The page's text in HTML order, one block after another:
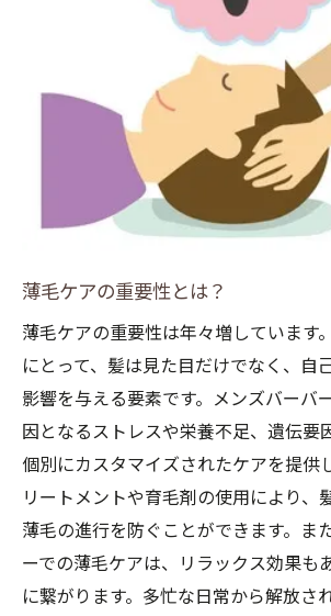
メンズバーバーで受ける育毛ヘッ
育毛ヘッドスパの基本
メンズバーバーでのヘッド
育毛効果を高めるテクニック
ヘッドスパが薄毛に与える影
リラックスと育毛の相乗効果
こと
日常のヘアケアルーチン
適切なシャンプーとコンディ
頭皮マッサージの重要性
食生活と髪の健康の関係
メンズバーバーでの定期的な
プロのアドバイスを活用する
薄毛に悩む男性必見メンズバー
薄毛ケアの重要性とは？
薄毛ケアの重要性は年々増しています
にとって、髪は見た目だけでなく、自
影響を与える要素です。メンズバーバ
因となるストレスや栄養不足、遺伝要
個別にカスタマイズされたケアを提供
リートメントや育毛剤の使用により、
薄毛の進行を防ぐことができます。ま
ーでの薄毛ケアは、リラックス効果も
に繋がります。多忙な日常から解放さ